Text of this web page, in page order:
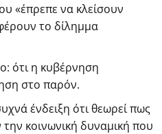
«έπρεπε να κλείσουν
το δίλημμα
ότι η κυβέρνηση
στο παρόν.
ένδειξη ότι θεωρεί πως
κοινωνική δυναμική που